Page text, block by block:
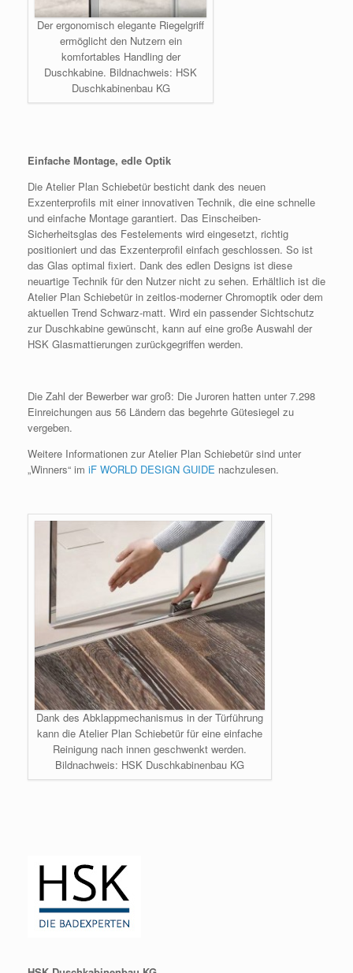
Der ergonomisch elegante Riegelgriff
ermöglicht den Nutzern ein
komfortables Handling der
Duschkabine. Bildnachweis: HSK
Duschkabinenbau KG
Einfache Montage, edle Optik
Die Atelier Plan Schiebetür besticht dank des neuen
Exzenterprofils mit einer innovativen Technik, die eine schnelle
und einfache Montage garantiert. Das Einscheiben-
Sicherheitsglas des Festelements wird eingesetzt, richtig
positioniert und das Exzenterprofil einfach geschlossen. So ist
das Glas optimal fixiert. Dank des edlen Designs ist diese
neuartige Technik für den Nutzer nicht zu sehen. Erhältlich ist die
Atelier Plan Schiebetür in zeitlos-moderner Chromoptik oder dem
aktuellen Trend Schwarz-matt. Wird ein passender Sichtschutz
zur Duschkabine gewünscht, kann auf eine große Auswahl der
HSK Glasmattierungen zurückgegriffen werden.
Die Zahl der Bewerber war groß: Die Juroren hatten unter 7.298
Einreichungen aus 56 Ländern das begehrte Gütesiegel zu
vergeben.
Weitere Informationen zur Atelier Plan Schiebetür sind unter
„Winners“ im iF WORLD DESIGN GUIDE nachzulesen.
Dank des Abklappmechanismus in der Türführung
kann die Atelier Plan Schiebetür für eine einfache
Reinigung nach innen geschwenkt werden.
Bildnachweis: HSK Duschkabinenbau KG